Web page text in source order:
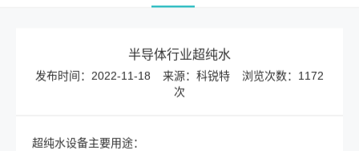
半导体行业超纯水
发布时间：2022-11-18 来源：科锐特
浏览次数：1172
次
超纯水设备主要用途：